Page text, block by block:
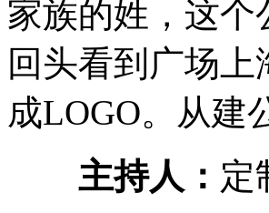
家族的姓，这个
回头看到广场
成LOGO。从建
主持人： 定